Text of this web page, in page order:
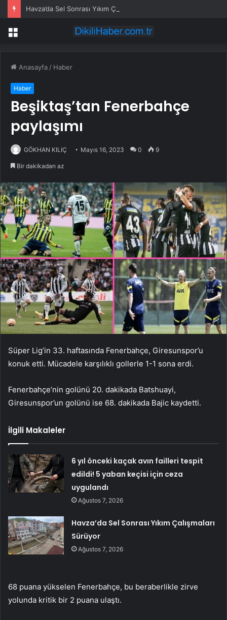
Havza’da Sel Sonrası Yıkım Çalışmaları Sürüyor
Menü
Anasayfa / Haber
Haber
Beşiktaş’tan Fenerbahçe
paylaşımı
GÖKHAN KILIÇ Mayıs 16, 2023 0 9
Bir dakikadan az
Süper Lig’in 33. haftasında Fenerbahçe, Giresunspor’u
konuk etti. Mücadele karşılıklı gollerle 1-1 sona erdi.
Fenerbahçe’nin golünü 20. dakikada Batshuayi,
Giresunspor’un golünü ise 68. dakikada Bajic kaydetti.
İlgili Makaleler
6 yıl önceki kaçak avın failleri tespit
edildi! 5 yaban keçisi için ceza
uygulandı
Ağustos 7, 2026
Havza’da Sel Sonrası Yıkım Çalışmaları
Sürüyor
Ağustos 7, 2026
68 puana yükselen Fenerbahçe, bu beraberlikle zirve
yolunda kritik bir 2 puana ulaştı.